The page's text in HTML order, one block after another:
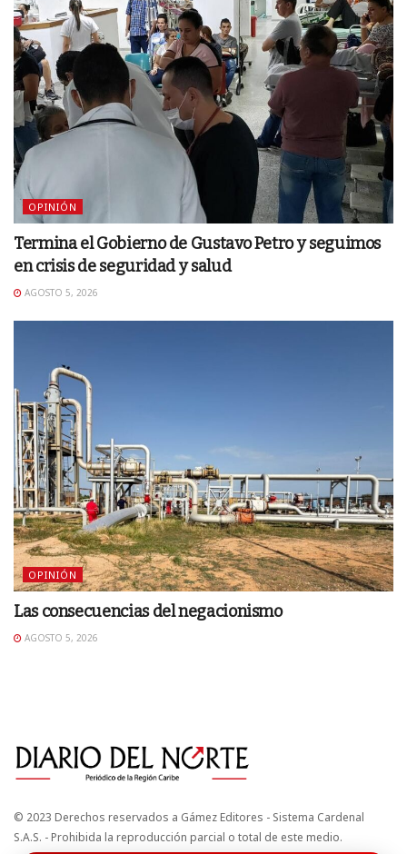
OPINIÓN
Termina el Gobierno de Gustavo Petro y seguimos
en crisis de seguridad y salud
AGOSTO 5, 2026
OPINIÓN
Las consecuencias del negacionismo
AGOSTO 5, 2026
© 2023 Derechos reservados a Gámez Editores - Sistema Cardenal
S.A.S. - Prohibida la reproducción parcial o total de este medio.